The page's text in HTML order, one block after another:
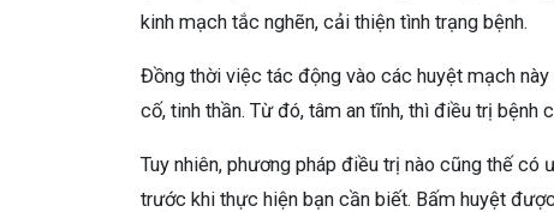
kinh mạch tắc nghẽn, cải thiện tình trạng bệnh.
Đồng thời việc tác động vào các huyệt mạch
cố, tinh thần. Từ đó, tâm an tĩnh, thì điều trị bệnh
Tuy nhiên, phương pháp điều trị nào cũng thế
trước khi thực hiện bạn cần biết. Bấm huyệt